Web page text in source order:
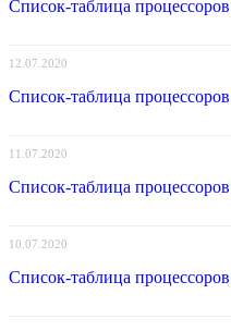
Список-таблица
12.07.2020
Список-таблица
11.07.2020
Список-таблица
10.07.2020
Список-таблица